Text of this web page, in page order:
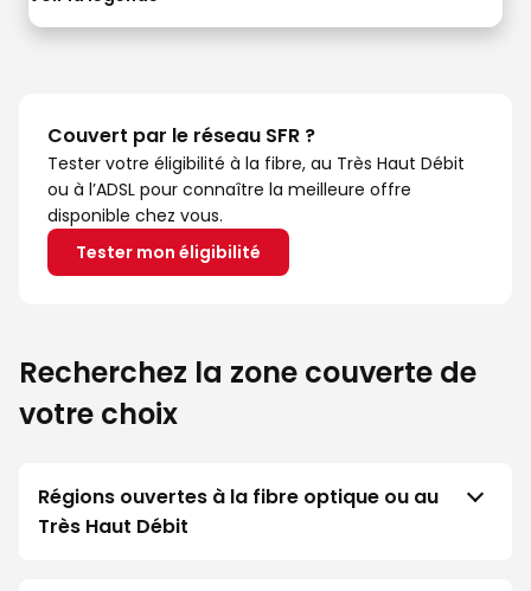
Couvert par le réseau SFR ?
Tester votre éligibilité à la fibre, au Très Haut Débit
ou à l’ADSL pour connaître la meilleure offre
disponible chez vous.
Tester mon éligibilité
Recherchez la zone couverte de
votre choix
Régions ouvertes à la fibre optique ou au
Très Haut Débit